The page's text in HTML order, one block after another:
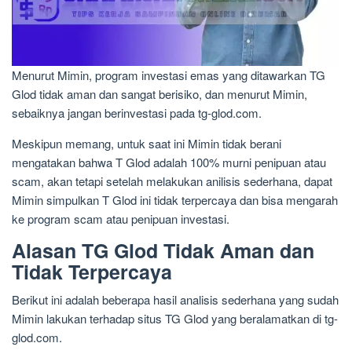
Menurut Mimin, program investasi emas yang ditawarkan TG
Glod tidak aman dan sangat berisiko, dan menurut Mimin,
sebaiknya jangan berinvestasi pada tg-glod.com.
Meskipun memang, untuk saat ini Mimin tidak berani
mengatakan bahwa T Glod adalah 100% murni penipuan atau
scam, akan tetapi setelah melakukan anilisis sederhana, dapat
Mimin simpulkan T Glod ini tidak terpercaya dan bisa mengarah
ke program scam atau penipuan investasi.
Alasan TG Glod Tidak Aman dan
Tidak Terpercaya
Berikut ini adalah beberapa hasil analisis sederhana yang sudah
Mimin lakukan terhadap situs TG Glod yang beralamatkan di tg-
glod.com.